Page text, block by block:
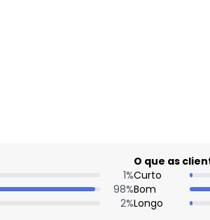
1%
98%
2%
O que as
Curto
Bom
Longo